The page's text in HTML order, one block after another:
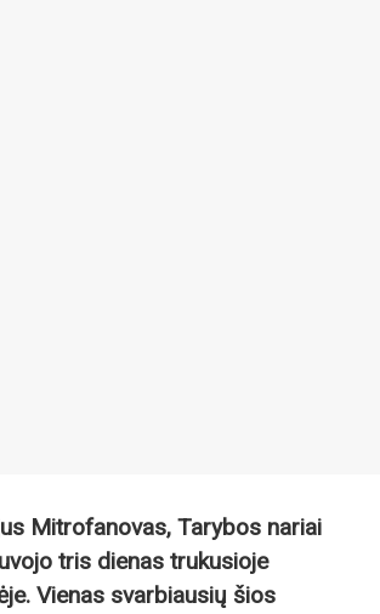
Mitrofanovas, Tarybos nariai
tris dienas trukusioje
Vienas svarbiausių šios